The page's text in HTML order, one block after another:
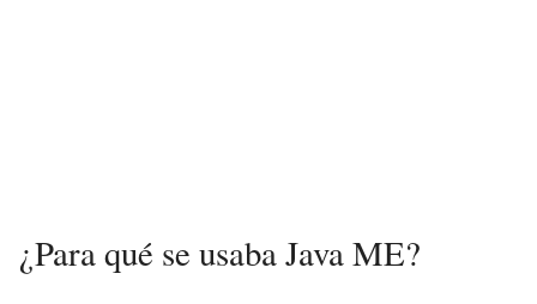
¿Para qué se usaba Java ME?